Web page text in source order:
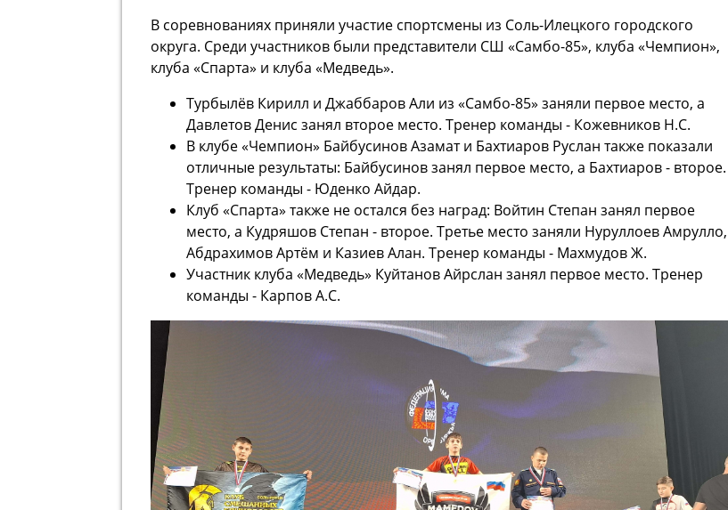
В соревнованиях приняли участие спортсмены из Соль-Илецкого городского
округа. Среди участников были представители СШ «Самбо-85», клуба «Чемпион»,
клуба «Спарта» и клуба «Медведь».
Турбылёв Кирилл и Джаббаров Али из «Самбо-85» заняли первое место, а
Давлетов Денис занял второе место. Тренер команды - Кожевников Н.С.
В клубе «Чемпион» Байбусинов Азамат и Бахтиаров Руслан также показали
отличные результаты: Байбусинов занял первое место, а Бахтиаров - второе.
Тренер команды - Юденко Айдар.
Клуб «Спарта» также не остался без наград: Войтин Степан занял первое
место, а Кудряшов Степан - второе. Третье место заняли Нуруллоев Амрулло,
Абдрахимов Артём и Казиев Алан. Тренер команды - Махмудов Ж.
Участник клуба «Медведь» Куйтанов Айрслан занял первое место. Тренер
команды - Карпов А.С.